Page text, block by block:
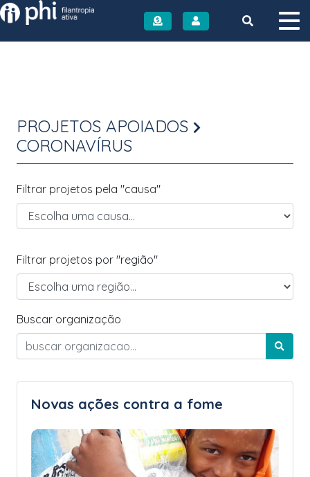
Instituto PHI
PROJETOS APOIADOS
CORONAVÍRUS
Filtrar projetos pela "causa"
Filtrar projetos por "região"
Buscar organização
Novas ações contra a fome